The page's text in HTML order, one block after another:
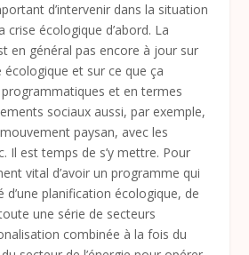
d’intervenir dans la situation
crise écologique d’abord. La
en général pas encore à jour sur
écologique et sur ce que ça
et en termes
sociaux aussi, par exemple,
paysan, avec les
Il est temps de s’y mettre. Pour
vital d’avoir un programme qui
d’une planification écologique, de
une série de secteurs
combinée à la fois du